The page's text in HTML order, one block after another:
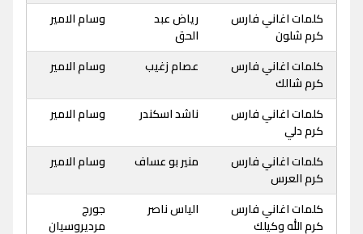
كلمات اغاني فارس
كرم شلون
رياض عبد
الحق
وسام الامير
كلمات اغاني فارس
كرم شالك
عصام زغيب وسام الامير
كلمات اغاني فارس
كرم دلي
ناشد اسكندر وسام الامير
كلمات اغاني فارس
كرم العرس
منير بو عساف وسام الامير
كلمات اغاني فارس
كرم الله وكيلك
الياس ناصر
جورج
مرديروسيان